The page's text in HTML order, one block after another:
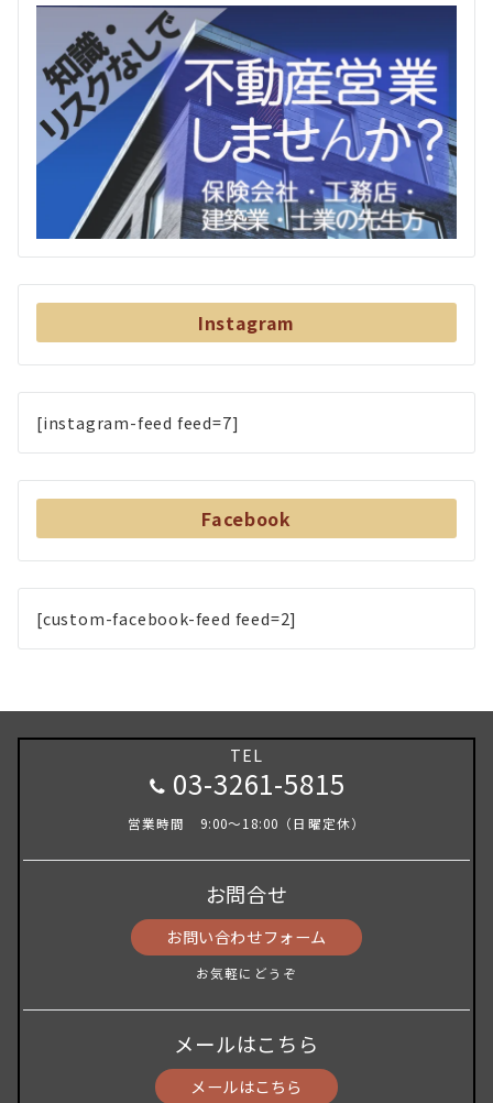
Instagram
[instagram-feed feed=7]
Facebook
[custom-facebook-feed feed=2]
TEL
03-3261-5815
営業時間 9:00～18:00（日曜定休）
お問合せ
お問い合わせフォーム
お気軽にどうぞ
メールはこちら
メールはこちら